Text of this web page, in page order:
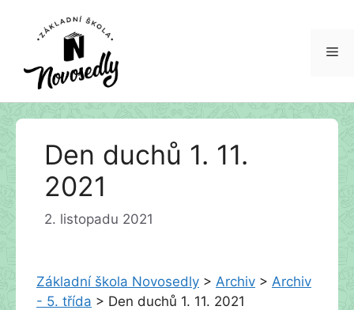
Přeskočit
Den duchů 1. 11.
2021
2. listopadu 2021
Základní škola Novosedly > Archiv > Archiv
- 5. třída > Den duchů 1. 11. 2021